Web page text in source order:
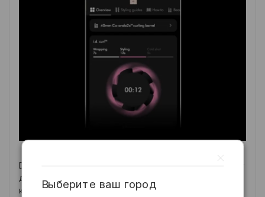
Dyson Airwrap HS09 — профессиональный инструмент
для ежедневного использования. Он создан для тех,
кто ценит своё время, здоровье волос и
Выберите ваш город